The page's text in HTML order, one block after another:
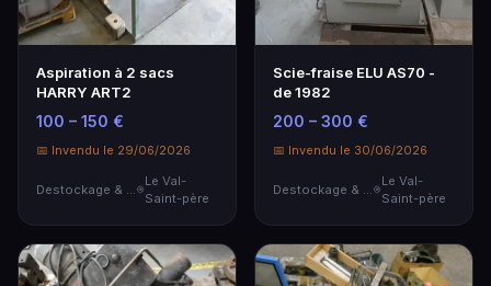
Aspiration à 2 sacs
HARRY ART2
100 – 150 €
📅 Invendu le 29/06/2026
Le Val-
Saint-père
Scie-fraise ELU AS70 -
de 1982
200 – 300 €
📅 Invendu le 30/06/2026
Le Val-
Saint-père